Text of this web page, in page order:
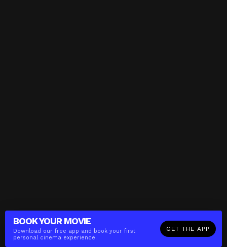
BOOK YOUR MOVIE
Download our free app and book your first
personal cinema experience.
GET THE APP